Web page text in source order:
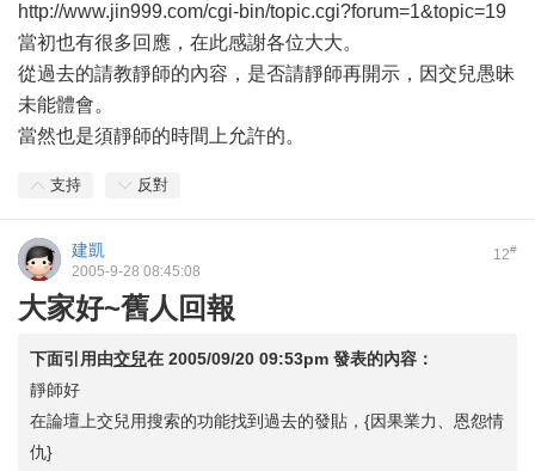
http://www.jin999.com/cgi-bin/topic.cgi?forum=1&topic=19
當初也有很多回應，在此感謝各位大大。
從過去的請教靜師的內容，是否請靜師再開示，因交兒愚昧
未能體會。
當然也是須靜師的時間上允許的。
支持 反對
12#
建凱
2005-9-28 08:45:08
大家好~舊人回報
下面引用由交兒在 2005/09/20 09:53pm 發表的內容：
靜師好
在論壇上交兒用搜索的功能找到過去的發貼，{因果業力、恩怨情
仇}